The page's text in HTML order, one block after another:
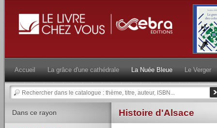
Accueil La grâce d'une cathédrale La Nuée Bleue Le Verger
Histoire d'Alsace
Dans ce rayon